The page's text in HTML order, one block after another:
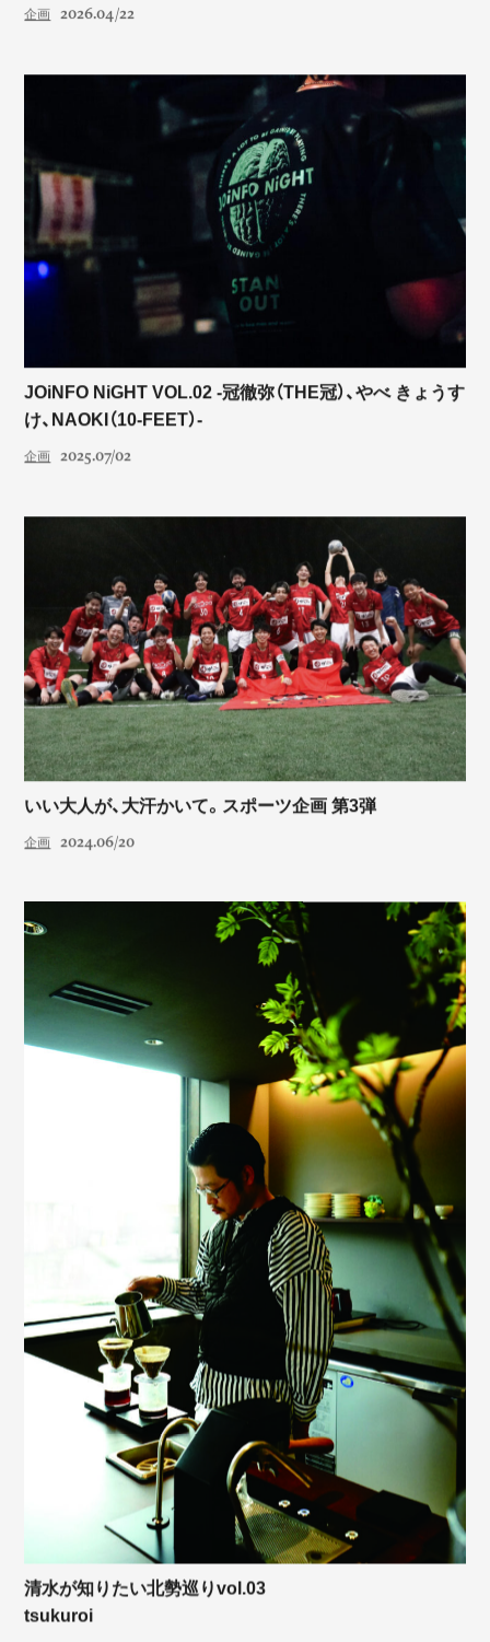
企画 2026.04/22
JOiNFO NiGHT VOL.02 -冠徹弥（THE冠）、やべ きょうす
け、NAOKI（10-FEET）-
企画 2025.07/02
いい大人が、大汗かいて。スポーツ企画 第3弾
企画 2024.06/20
清水が知りたい北勢巡りvol.03
tsukuroi